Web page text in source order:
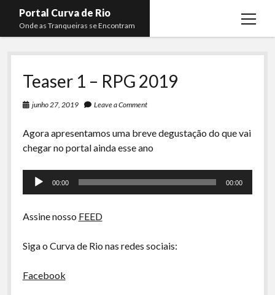
Portal Curva de Rio
Onde as Tranqueiras se Encontram
open
Podcasts open
Curva de Rio
Curva Belas Artes
Komos
La Siesta Podcast
Boca do Lixo
Rachão na Beira do RIo
A Ripa É a Lei
Membros open
Almir Ribeiro
Lucas Oliveira
Kaique Xavier
Mateus Mantoan
Rafael Almeida
twitterfacebookinstagramyoutube
rss email
Teaser 1 – RPG 2019
junho 27, 2019 Leave a Comment
Agora apresentamos uma breve degustação do que vai
chegar no portal ainda esse ano
Tocador
00:00 00:00
Assine nosso FEED
Siga o Curva de Rio nas redes sociais:
Facebook